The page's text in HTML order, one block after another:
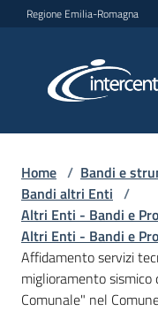
Vai al contenuto
Vai alla navigazione
Vai al footer
Regione Emilia-Romagna
L'Agenzia
Home / Bandi e
Bandi altri Enti /
Altri Enti - Bandi e
Altri Enti - Bandi e
Affidamento servizi
miglioramento
Comunale" nel